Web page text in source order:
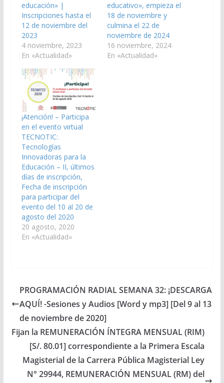
educación» |
Inscripciones hasta el
12 de noviembre del
2023
4 noviembre, 2023
En «Actualidad»
educativo», empieza el
18 de noviembre y
culmina el 22 de
noviembre de 2024
16 noviembre, 2024
En «Actualidad»
¡Atención! – Participa
en el evento virtual
TECNOTIC:
Tecnologías
Innovadoras para la
Educación – II, últimos
días de inscripción,
Fecha de inscripción
para participar del
evento del 10 al 20 de
agosto del 2020
20 agosto, 2020
En «Actualidad»
PROGRAMACIÓN RADIAL SEMANA 32: ¡DESCARGA
AQUÍ! -Sesiones y Audios [Word y mp3] [Del 9 al 13
de noviembre de 2020]
Fijan la REMUNERACIÓN ÍNTEGRA MENSUAL (RIM)
[S/. 80.01] correspondiente a la Primera Escala
Magisterial de la Carrera Pública Magisterial Ley
N° 29944, REMUNERACIÓN MENSUAL (RM) del